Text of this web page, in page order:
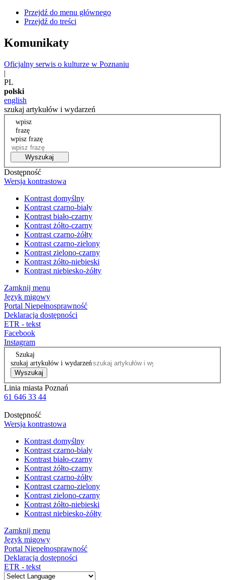
Przejdź do menu głównego
Przejdź do treści
Komunikaty
Oficjalny serwis o kulturze w Poznaniu
|
PL
polski
english
szukaj artykułów i wydarzeń
wpisz
frazę
wpisz frazę
Wyszukaj
Dostępność
Wersja kontrastowa
Kontrast domyślny
Kontrast czarno-biały
Kontrast biało-czarny
Kontrast żółto-czarny
Kontrast czarno-żółty
Kontrast czarno-zielony
Kontrast zielono-czarny
Kontrast żółto-niebieski
Kontrast niebiesko-żółty
Zamknij menu
Język migowy
Portal Niepełnosprawność
Deklaracja dostępności
ETR - tekst
Facebook
Instagram
Szukaj
szukaj artykułów i wydarzeń
Wyszukaj
Linia miasta Poznań
61 646 33 44
Dostępność
Wersja kontrastowa
Kontrast domyślny
Kontrast czarno-biały
Kontrast biało-czarny
Kontrast żółto-czarny
Kontrast czarno-żółty
Kontrast czarno-zielony
Kontrast zielono-czarny
Kontrast żółto-niebieski
Kontrast niebiesko-żółty
Zamknij menu
Język migowy
Portal Niepełnosprawność
Deklaracja dostępności
ETR - tekst